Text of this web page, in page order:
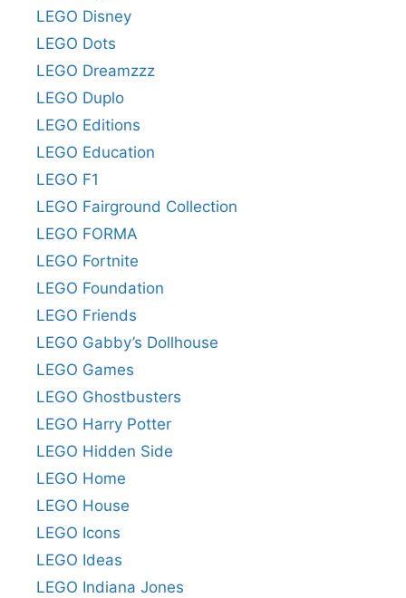
LEGO Disney
LEGO Dots
LEGO Dreamzzz
LEGO Duplo
LEGO Editions
LEGO Education
LEGO F1
LEGO Fairground Collection
LEGO FORMA
LEGO Fortnite
LEGO Foundation
LEGO Friends
LEGO Gabby’s Dollhouse
LEGO Games
LEGO Ghostbusters
LEGO Harry Potter
LEGO Hidden Side
LEGO Home
LEGO House
LEGO Icons
LEGO Ideas
LEGO Indiana Jones